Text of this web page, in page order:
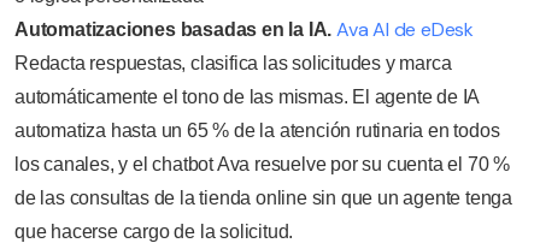
Automatizaciones basadas en la IA. Ava AI de eDesk
Redacta respuestas, clasifica las solicitudes y marca
automáticamente el tono de las mismas. El agente de IA
automatiza hasta un 65 % de la atención rutinaria en todos
los canales, y el chatbot Ava resuelve por su cuenta el 70 %
de las consultas de la tienda online sin que un agente tenga
que hacerse cargo de la solicitud.